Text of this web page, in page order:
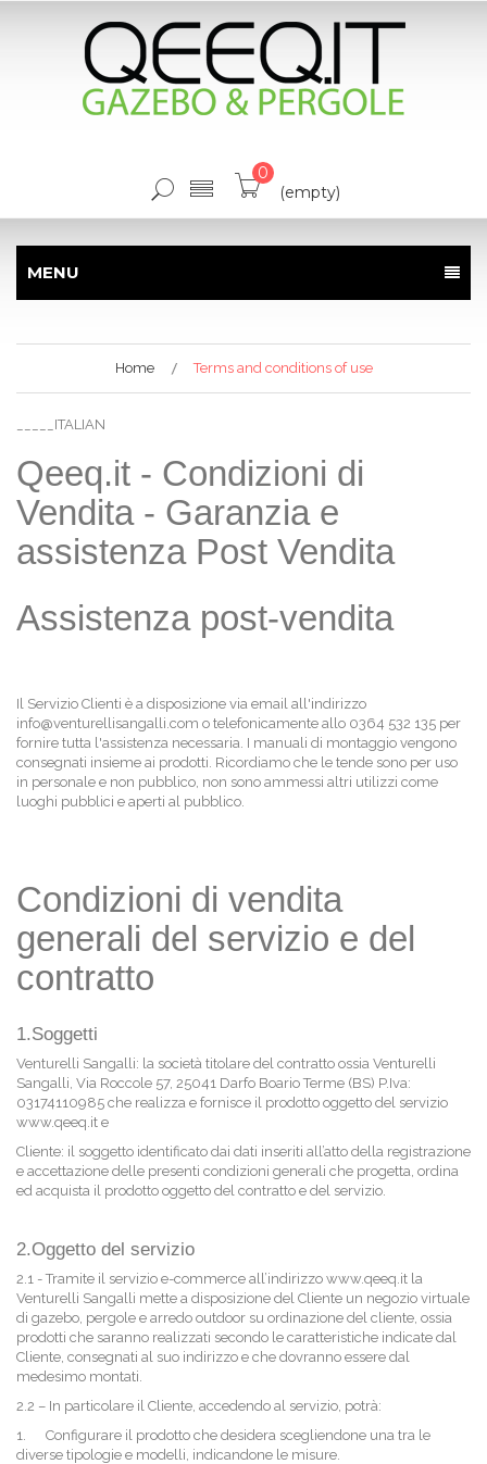
0
(empty)
MENU
Home Terms and conditions of use
_____ITALIAN
Qeeq.it - Condizioni di
Vendita - Garanzia e
assistenza Post Vendita
Assistenza post-vendita
Il Servizio Clienti è a disposizione via email all'indirizzo
info@venturellisangalli.com o telefonicamente allo 0364 532 135 per
fornire tutta l'assistenza necessaria. I manuali di montaggio vengono
consegnati insieme ai prodotti. Ricordiamo che le tende sono per uso
in personale e non pubblico, non sono ammessi altri utilizzi come
luoghi pubblici e aperti al pubblico.
Condizioni di vendita
generali del servizio e del
contratto
1.Soggetti
Venturelli Sangalli: la società titolare del contratto ossia Venturelli
Sangalli, Via Roccole 57, 25041 Darfo Boario Terme (BS) P.Iva:
03174110985 che realizza e fornisce il prodotto oggetto del servizio
www.qeeq.it e
Cliente: il soggetto identificato dai dati inseriti all’atto della registrazione
e accettazione delle presenti condizioni generali che progetta, ordina
ed acquista il prodotto oggetto del contratto e del servizio.
2.Oggetto del servizio
2.1 - Tramite il servizio e-commerce all’indirizzo www.qeeq.it la
Venturelli Sangalli mette a disposizione del Cliente un negozio virtuale
di gazebo, pergole e arredo outdoor su ordinazione del cliente, ossia
prodotti che saranno realizzati secondo le caratteristiche indicate dal
Cliente, consegnati al suo indirizzo e che dovranno essere dal
medesimo montati.
2.2 – In particolare il Cliente, accedendo al servizio, potrà:
1.
Configurare il prodotto che desidera scegliendone una tra le
diverse tipologie e modelli, indicandone le misure.